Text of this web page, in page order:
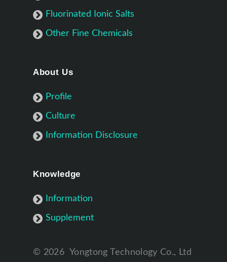
Fluorinated Ionic Salts
Other Fine Chemicals
About Us
Profile
Culture
Information Disclosure
Knowledge
Information
Supplement
© 2026 Yongtong Technology Co., Ltd